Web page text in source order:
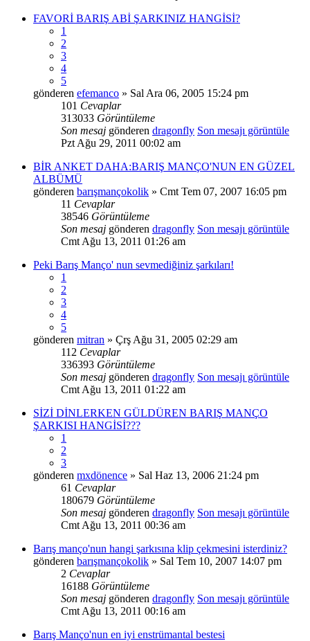
FAVORİ BARIŞ ABİ ŞARKINIZ HANGİSİ?
1
2
3
4
5
gönderen efemanco » Sal Ara 06, 2005 15:24 pm
101 Cevaplar
313033 Görüntüleme
Son mesaj gönderen dragonfly Son mesajı görüntüle
Pzt Ağu 29, 2011 00:02 am
BİR ANKET DAHA:BARIŞ MANÇO'NUN EN GÜZEL
ALBÜMÜ
gönderen barışmançokolik » Cmt Tem 07, 2007 16:05 pm
11 Cevaplar
38546 Görüntüleme
Son mesaj gönderen dragonfly Son mesajı görüntüle
Cmt Ağu 13, 2011 01:26 am
Peki Barış Manço' nun sevmediğiniz şarkıları!
1
2
3
4
5
gönderen mitran » Çrş Ağu 31, 2005 02:29 am
112 Cevaplar
336393 Görüntüleme
Son mesaj gönderen dragonfly Son mesajı görüntüle
Cmt Ağu 13, 2011 01:22 am
SİZİ DİNLERKEN GÜLDÜREN BARIŞ MANÇO
ŞARKISI HANGİSİ???
1
2
3
gönderen mxdönence » Sal Haz 13, 2006 21:24 pm
61 Cevaplar
180679 Görüntüleme
Son mesaj gönderen dragonfly Son mesajı görüntüle
Cmt Ağu 13, 2011 00:36 am
Barış manço'nun hangi şarkısına klip çekmesini isterdiniz?
gönderen barışmançokolik » Sal Tem 10, 2007 14:07 pm
2 Cevaplar
16188 Görüntüleme
Son mesaj gönderen dragonfly Son mesajı görüntüle
Cmt Ağu 13, 2011 00:16 am
Barış Manço'nun en iyi enstrümantal bestesi